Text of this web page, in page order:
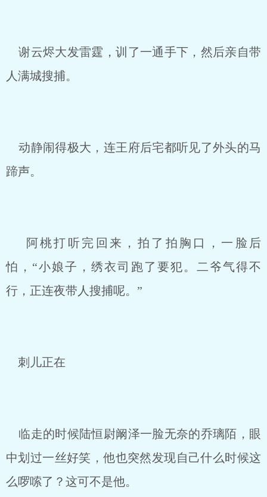
谢云烬大发雷霆，训了一通手下，然后亲自带
人满城搜捕。
动静闹得极大，连王府后宅都听见了外头的马
蹄声。
阿桃打听完回来，拍了拍胸口，一脸后
怕，“小娘子，绣衣司跑了要犯。二爷气得不
行，正连夜带人搜捕呢。”
刺儿正在
临走的时候陆恒尉阚泽一脸无奈的乔璃陌，眼
中划过一丝好笑，他也突然发现自己什么时候这
么啰嗦了？这可不是他。